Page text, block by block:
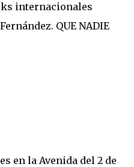
internacionales
QUE NADIE
en la Avenida del 2 de